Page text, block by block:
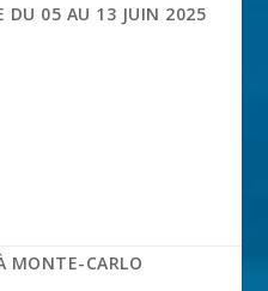
DU 05 AU 13 JUIN 2025
MONTE-CARLO